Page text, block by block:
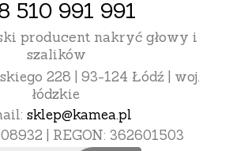
510 991 991
producent nakryć głowy i
szalików
228 | 93-124 Łódź | woj.
łódzkie
sklep@kamea.pl
| REGON: 362601503